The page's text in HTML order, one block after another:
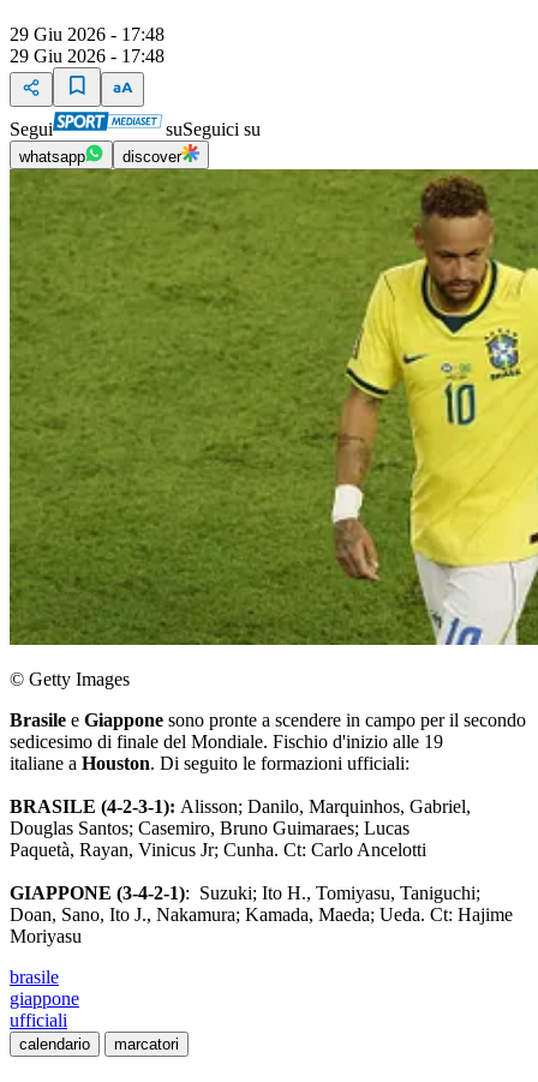
29 Giu 2026 - 17:48
29 Giu 2026 - 17:48
Segui suSeguici su
whatsapp discover
© Getty Images
Brasile e Giappone sono pronte a scendere in campo per il secondo
sedicesimo di finale del Mondiale. Fischio d'inizio alle 19
italiane a Houston. Di seguito le formazioni ufficiali:
BRASILE (4-2-3-1): Alisson; Danilo, Marquinhos, Gabriel,
Douglas Santos; Casemiro, Bruno Guimaraes; Lucas
Paquetà, Rayan, Vinicus Jr; Cunha. Ct: Carlo Ancelotti
GIAPPONE (3-4-2-1): Suzuki; Ito H., Tomiyasu, Taniguchi;
Doan, Sano, Ito J., Nakamura; Kamada, Maeda; Ueda. Ct: Hajime
Moriyasu
brasile
giappone
ufficiali
calendario marcatori